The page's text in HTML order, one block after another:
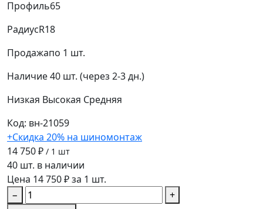
Профиль65
РадиусR18
Продажапо 1 шт.
Наличие40 шт. (через 2-3 дн.)
Низкая Высокая Средняя
Код: вн-21059
+Скидка 20% на шиномонтаж
14 750 ₽ / 1 шт
40 шт. в наличии
Цена 14 750 ₽ за 1 шт.
−
+